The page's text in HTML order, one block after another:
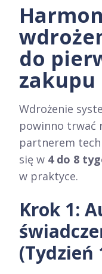
do
zakupu
Wdrożenie
powinno trwać
partnerem
się w 4 do 8
w praktyce.
Krok 1:
(Tydzień